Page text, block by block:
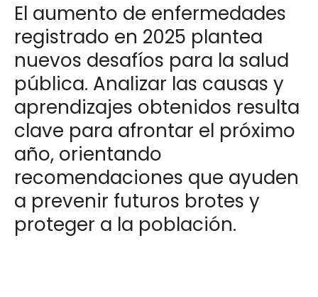
El aumento de enfermedades
registrado en 2025 plantea
nuevos desafíos para la salud
pública. Analizar las causas y
aprendizajes obtenidos resulta
clave para afrontar el próximo
año, orientando
recomendaciones que ayuden
a prevenir futuros brotes y
proteger a la población.